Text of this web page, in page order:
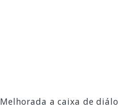
Melhorada a caixa de